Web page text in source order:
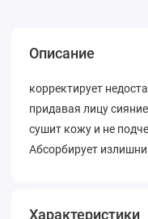
Описание
корректирует
придавая лицу
сушит кожу и не
Абсорбирует
Характеристики